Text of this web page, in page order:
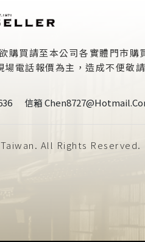
買請至本公司各實體門市購
電話報價為主，造成不便敬
信箱
All Rights Reserved.